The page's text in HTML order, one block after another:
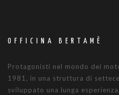
OFFICINA BERTAMÈ
Protagonisti nel mondo dei
1981, in una struttura di
sviluppato una lunga